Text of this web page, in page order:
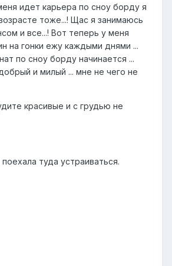
идет карьера по сноу борду я
тоже...! Щас я занимаюсь
и все...! Вот теперь у меня
на гонки ежу каждыми днями ...
по сноу борду начинается ...
и милый ... мне не чего не
красивые и с грудью не
туда устраиваться.